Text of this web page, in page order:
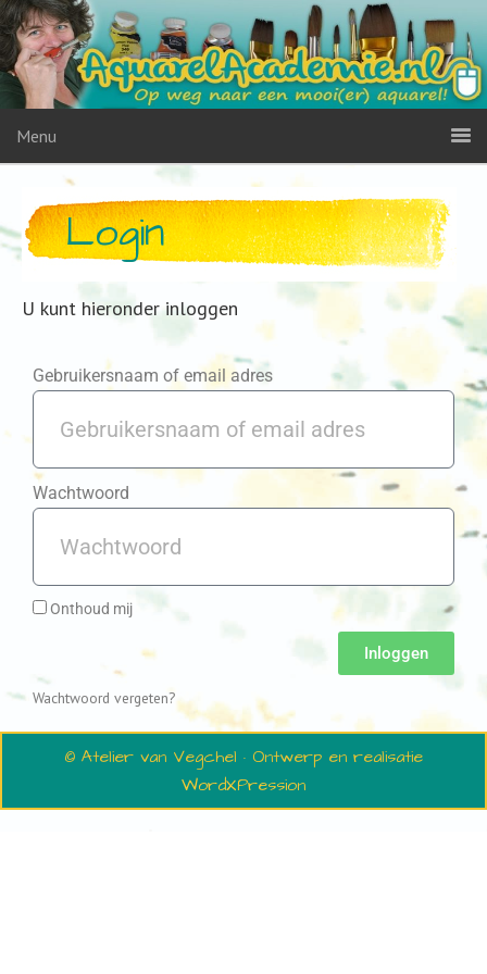
Menu
Login
U kunt hieronder inloggen
Gebruikersnaam of email adres
Wachtwoord
Onthoud mij
Inloggen
Wachtwoord vergeten?
© Atelier van Vegchel · Ontwerp en realisatie
WordXPression